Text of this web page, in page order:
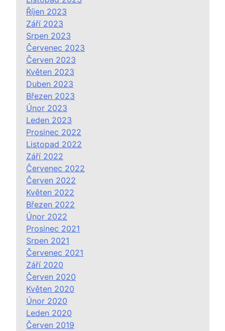
Říjen 2023
Září 2023
Srpen 2023
Červenec 2023
Červen 2023
Květen 2023
Duben 2023
Březen 2023
Únor 2023
Leden 2023
Prosinec 2022
Listopad 2022
Září 2022
Červenec 2022
Červen 2022
Květen 2022
Březen 2022
Únor 2022
Prosinec 2021
Srpen 2021
Červenec 2021
Září 2020
Červen 2020
Květen 2020
Únor 2020
Leden 2020
Červen 2019